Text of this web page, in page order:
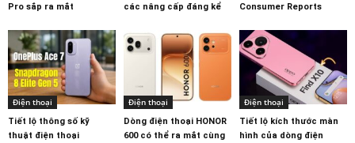
Pro sắp ra mắt
các nâng cấp đáng kể
Consumer Reports
Điện thoại
Tiết lộ thông số kỹ
thuật điện thoại
Điện thoại
Dòng điện thoại HONOR
600 có thể ra mắt cùng
Điện thoại
Tiết lộ kích thước màn
hình của dòng điện